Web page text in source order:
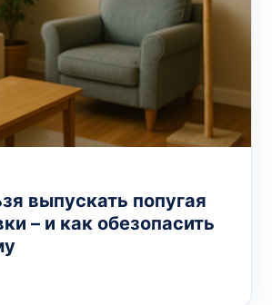
выпускать попугая
– и как обезопасить